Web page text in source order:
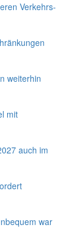
Verkehrs-
weiterhin
mit
auch im
war